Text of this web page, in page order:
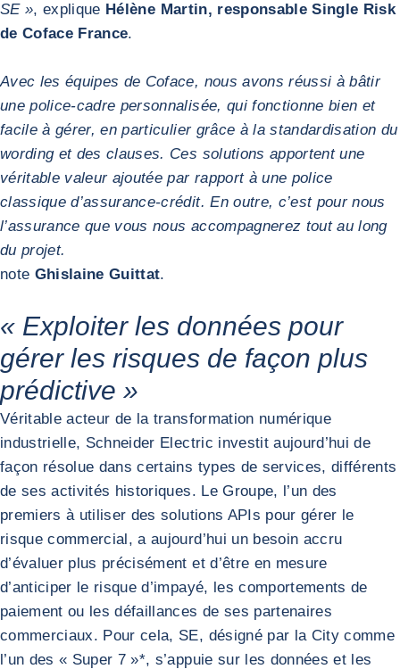
SE », explique Hélène Martin, responsable Single Risk
de Coface France.
Avec les équipes de Coface, nous avons réussi à bâtir
une police-cadre personnalisée, qui fonctionne bien et
facile à gérer, en particulier grâce à la standardisation du
wording et des clauses. Ces solutions apportent une
véritable valeur ajoutée par rapport à une police
classique d’assurance-crédit. En outre, c’est pour nous
l’assurance que vous nous accompagnerez tout au long
du projet.
note Ghislaine Guittat.
« Exploiter les données pour
gérer les risques de façon plus
prédictive »
Véritable acteur de la transformation numérique
industrielle, Schneider Electric investit aujourd’hui de
façon résolue dans certains types de services, différents
de ses activités historiques. Le Groupe, l’un des
premiers à utiliser des solutions APIs pour gérer le
risque commercial, a aujourd’hui un besoin accru
d’évaluer plus précisément et d’être en mesure
d’anticiper le risque d’impayé, les comportements de
paiement ou les défaillances de ses partenaires
commerciaux. Pour cela, SE, désigné par la City comme
l’un des « Super 7 »*, s’appuie sur les données et les